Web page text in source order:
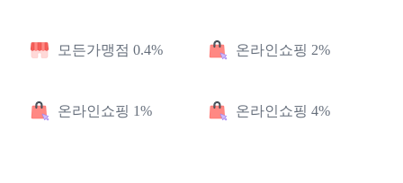
모든가맹점 0.4% 온라인쇼핑 2%
온라인쇼핑 1% 온라인쇼핑 4%